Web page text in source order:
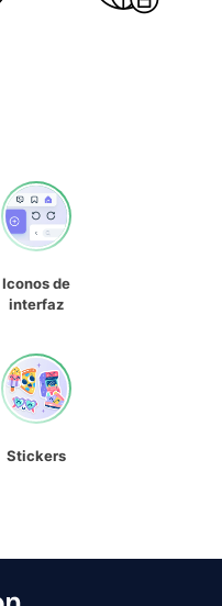
Iconos de
interfaz
Stickers